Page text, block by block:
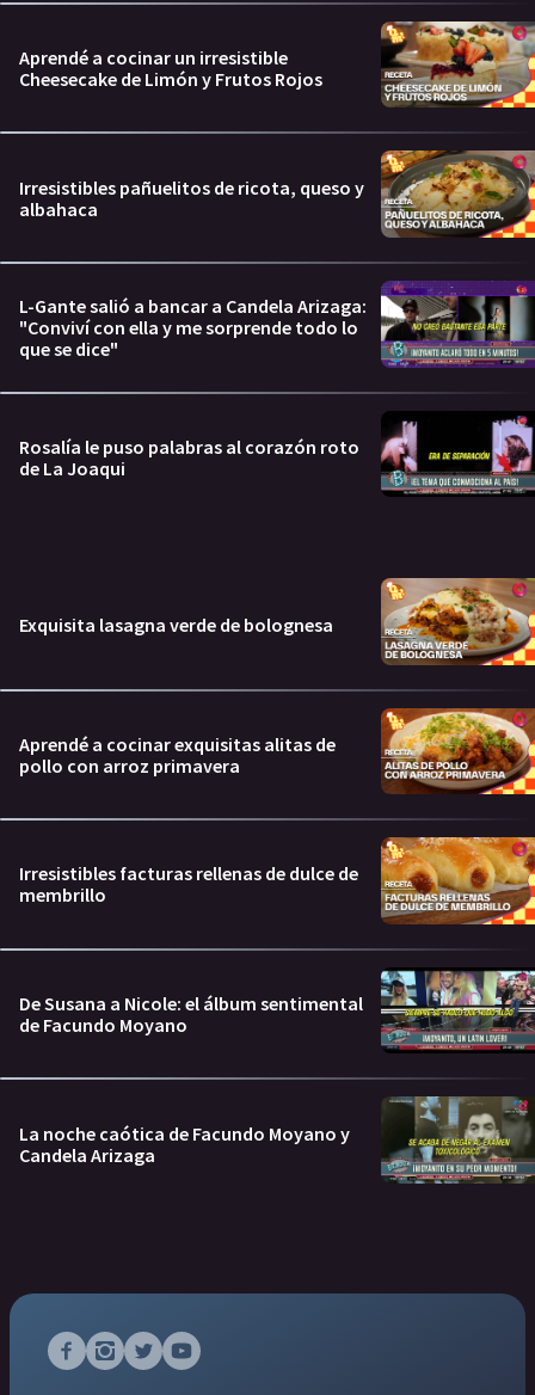
Aprendé a cocinar un irresistible
Cheesecake de Limón y Frutos Rojos
Irresistibles pañuelitos de ricota, queso y
albahaca
L-Gante salió a bancar a Candela Arizaga:
"Conviví con ella y me sorprende todo lo
que se dice"
Rosalía le puso palabras al corazón roto
de La Joaqui
Exquisita lasagna verde de bolognesa
Aprendé a cocinar exquisitas alitas de
pollo con arroz primavera
Irresistibles facturas rellenas de dulce de
membrillo
De Susana a Nicole: el álbum sentimental
de Facundo Moyano
La noche caótica de Facundo Moyano y
Candela Arizaga